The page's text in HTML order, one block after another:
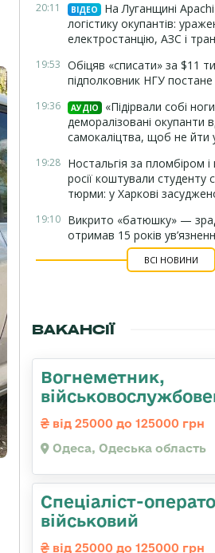
20:11 ВІДЕО
На Луганщині
логістику окупантів:
електростанцію, АЗС і
19:53 Обіцяв «списати» за $11
підполковник НГУ
19:36 АУДІО
«Підірвали собі
деморалізовані окупанти
самокаліцтва, щоб не йти
19:28 Ностальгія за пломбіром
росії коштували студенту
тюрми: у Харкові
19:10 Викрито «батюшку» —
отримав 15 років
ВСІ НОВИНИ
ВАКАНСІЇ
Вогнеметник,
від 25000 до 125000 грн
Одеса, Одеська область
Спеціаліст-
військовий
від 25000 до 125000 грн